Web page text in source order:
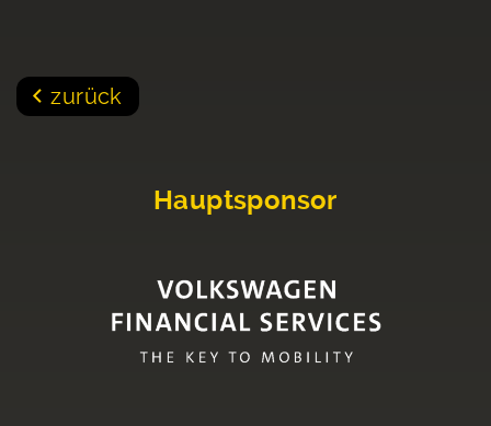
zurück
Hauptsponsor